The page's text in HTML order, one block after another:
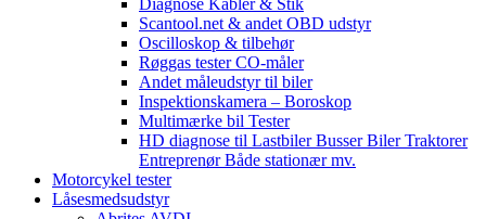
Diagnose Kabler & Stik
Scantool.net & andet OBD udstyr
Oscilloskop & tilbehør
Røggas tester CO-måler
Andet måleudstyr til biler
Inspektionskamera – Boroskop
Multimærke bil Tester
HD diagnose til Lastbiler Busser Biler Traktorer
Entreprenør Både stationær mv.
Motorcykel tester
Låsesmedsudstyr